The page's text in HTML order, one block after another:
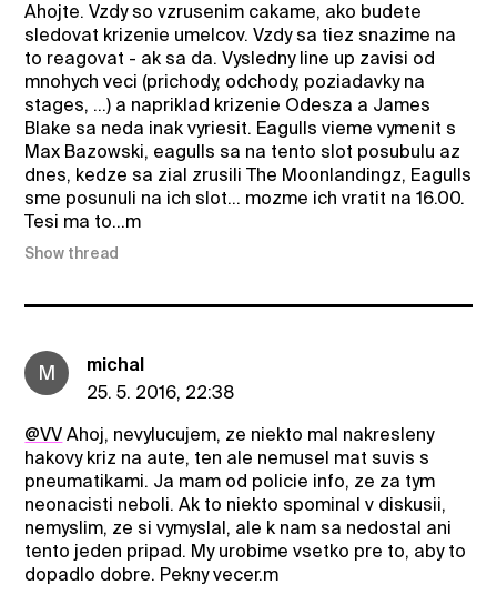
Ahojte. Vzdy so vzrusenim cakame, ako budete
sledovat krizenie umelcov. Vzdy sa tiez snazime na
to reagovat - ak sa da. Vysledny line up zavisi od
mnohych veci (prichody, odchody, poziadavky na
stages, ...) a napriklad krizenie Odesza a James
Blake sa neda inak vyriesit. Eagulls vieme vymenit s
Max Bazowski, eagulls sa na tento slot posubulu az
dnes, kedze sa zial zrusili The Moonlandingz, Eagulls
sme posunuli na ich slot... mozme ich vratit na 16.00.
Tesi ma to...m
Show thread
M
michal
25. 5. 2016, 22:38
@VV Ahoj, nevylucujem, ze niekto mal nakresleny
hakovy kriz na aute, ten ale nemusel mat suvis s
pneumatikami. Ja mam od policie info, ze za tym
neonacisti neboli. Ak to niekto spominal v diskusii,
nemyslim, ze si vymyslal, ale k nam sa nedostal ani
tento jeden pripad. My urobime vsetko pre to, aby to
dopadlo dobre. Pekny vecer.m